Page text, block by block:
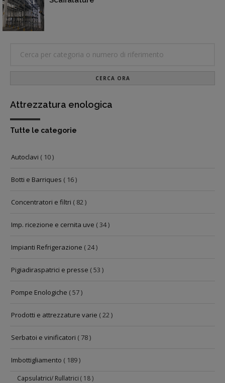
CERCA ORA
Attrezzatura enologica
Tutte le categorie
Autoclavi ( 10 )
Botti e Barriques ( 16 )
Concentratori e filtri ( 82 )
Imp. ricezione e cernita uve ( 34 )
Impianti Refrigerazione ( 24 )
Pigiadiraspatrici e presse ( 53 )
Pompe Enologiche ( 57 )
Prodotti e attrezzature varie ( 22 )
Serbatoi e vinificatori ( 78 )
Imbottigliamento ( 189 )
Capsulatrici/ Rullatrici ( 18 )